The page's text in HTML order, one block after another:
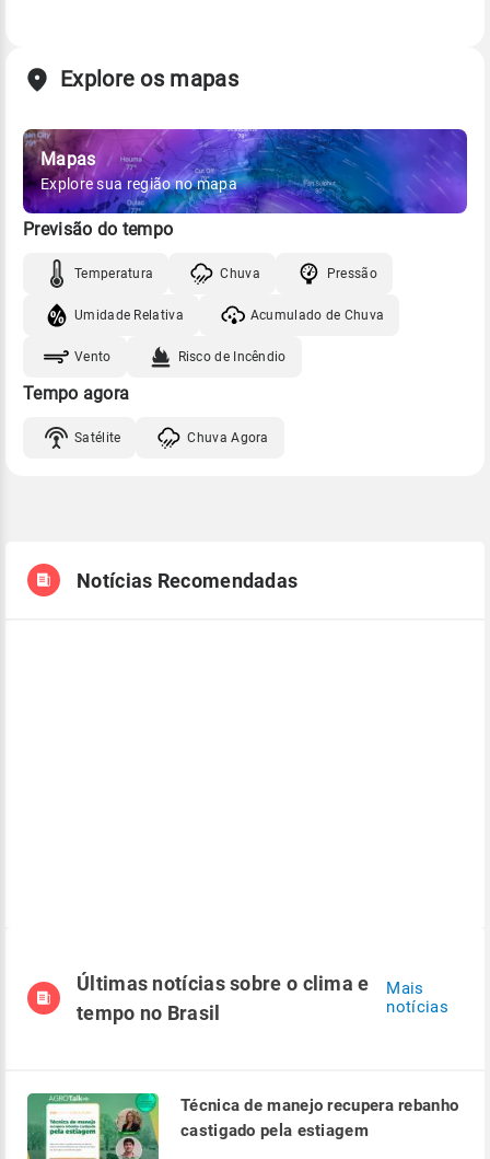
Explore os mapas
Mapas
Explore sua região no mapa
Previsão do tempo
Temperatura Chuva Pressão
Umidade Relativa Acumulado de Chuva
Vento Risco de Incêndio
Tempo agora
Satélite Chuva Agora
Notícias Recomendadas
Últimas notícias sobre o clima e
tempo no Brasil
Mais
notícias
Técnica de manejo recupera rebanho
castigado pela estiagem